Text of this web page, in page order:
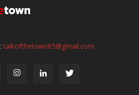
talkofthetown85@gmail.com